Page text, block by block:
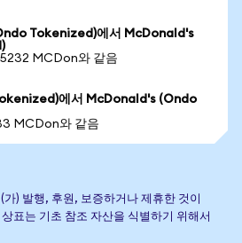
Tokenized)에서 McDonald's
MCDon와 같음
에서 McDonald's (Ondo
MCDon와 같음
) 발행, 후원, 보증하거나 제휴한 것이
표는 기초 참조 자산을 식별하기 위해서